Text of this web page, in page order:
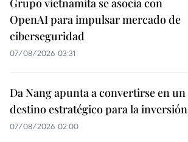
Grupo vietnamita se asocia con
OpenAI para impulsar mercado de
ciberseguridad
07/08/2026 03:31
Da Nang apunta a convertirse en un
destino estratégico para la inversión
07/08/2026 02:00